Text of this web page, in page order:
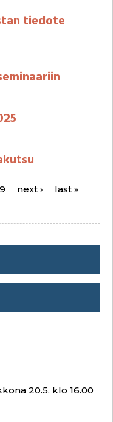
tiedote
9 next › last »
20.5. klo 16.00